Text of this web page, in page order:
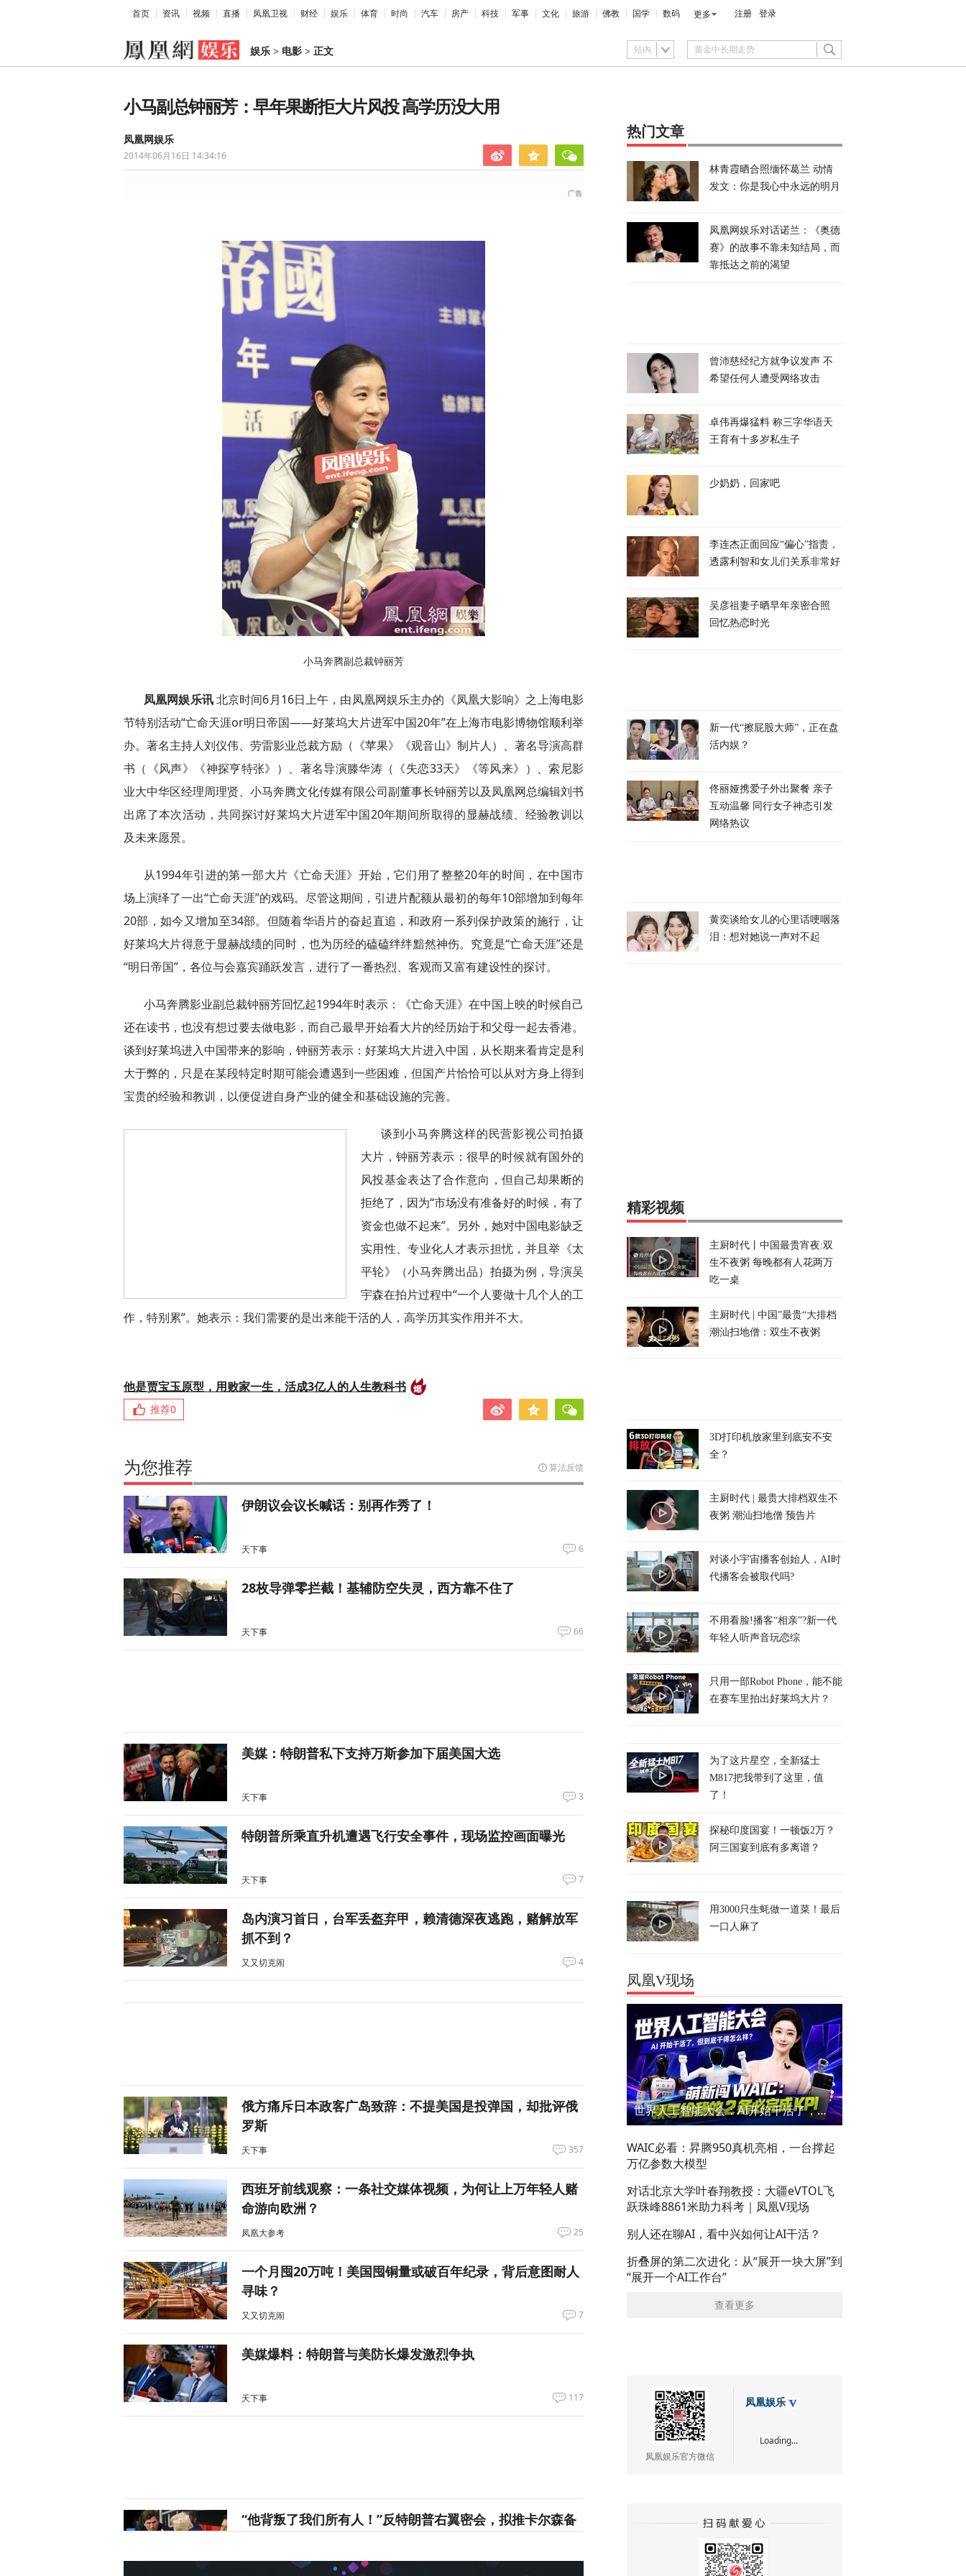
首页 资讯 视频 直播 凤凰卫视 财经 娱乐 体育 时尚 汽车 房产 科技 军事 文化 旅游 佛教 国学 数码 更多 注册 登录
娱乐 > 电影 > 正文 站内
小马副总钟丽芳：早年果断拒大片风投 高学历没大用
凤凰网娱乐
2014年06月16日 14:34:16
小马奔腾副总裁钟丽芳
凤凰网娱乐讯北京时间6月16日上午，由凤凰网娱乐主办的《凤凰大影响》之上海电影
节特别活动“亡命天涯or明日帝国——好莱坞大片进军中国20年”在上海市电影博物馆顺利举
办。著名主持人刘仪伟、劳雷影业总裁方励（《苹果》《观音山》制片人）、著名导演高群
书（《风声》《神探亨特张》）、著名导演滕华涛（《失恋33天》《等风来》）、索尼影
业大中华区经理周理贤、小马奔腾文化传媒有限公司副董事长钟丽芳以及凤凰网总编辑刘书
出席了本次活动，共同探讨好莱坞大片进军中国20年期间所取得的显赫战绩、经验教训以
及未来愿景。
从1994年引进的第一部大片《亡命天涯》开始，它们用了整整20年的时间，在中国市
场上演绎了一出“亡命天涯”的戏码。尽管这期间，引进片配额从最初的每年10部增加到每年
20部，如今又增加至34部。但随着华语片的奋起直追，和政府一系列保护政策的施行，让
好莱坞大片得意于显赫战绩的同时，也为历经的磕磕绊绊黯然神伤。究竟是“亡命天涯”还是
“明日帝国”，各位与会嘉宾踊跃发言，进行了一番热烈、客观而又富有建设性的探讨。
小马奔腾影业副总裁钟丽芳回忆起1994年时表示：《亡命天涯》在中国上映的时候自己
还在读书，也没有想过要去做电影，而自己最早开始看大片的经历始于和父母一起去香港。
谈到好莱坞进入中国带来的影响，钟丽芳表示：好莱坞大片进入中国，从长期来看肯定是利
大于弊的，只是在某段特定时期可能会遭遇到一些困难，但国产片恰恰可以从对方身上得到
宝贵的经验和教训，以便促进自身产业的健全和基础设施的完善。
谈到小马奔腾这样的民营影视公司拍摄
大片，钟丽芳表示：很早的时候就有国外的
风投基金表达了合作意向，但自己却果断的
拒绝了，因为“市场没有准备好的时候，有了
资金也做不起来”。另外，她对中国电影缺乏
实用性、专业化人才表示担忧，并且举《太
平轮》（小马奔腾出品）拍摄为例，导演吴
宇森在拍片过程中“一个人要做十几个人的工
作，特别累”。她表示：我们需要的是出来能干活的人，高学历其实作用并不大。
他是贾宝玉原型，用败家一生，活成3亿人的人生教科书
推荐0
为您推荐 算法反馈
伊朗议会议长喊话：别再作秀了！
天下事 6
28枚导弹零拦截！基辅防空失灵，西方靠不住了
天下事 66
美媒：特朗普私下支持万斯参加下届美国大选
天下事 3
特朗普所乘直升机遭遇飞行安全事件，现场监控画面曝光
天下事 7
岛内演习首日，台军丢盔弃甲，赖清德深夜逃跑，赌解放军
抓不到？
又又切克闹 4
俄方痛斥日本政客广岛致辞：不提美国是投弹国，却批评俄
罗斯
天下事 357
西班牙前线观察：一条社交媒体视频，为何让上万年轻人赌
命游向欧洲？
凤凰大参考 25
一个月囤20万吨！美国囤铜量或破百年纪录，背后意图耐人
寻味？
又又切克闹 7
美媒爆料：特朗普与美防长爆发激烈争执
天下事 117
“他背叛了我们所有人！”反特朗普右翼密会，拟推卡尔森备
天下事 34
热门文章
林青霞晒合照缅怀葛兰 动情
发文：你是我心中永远的明月
凤凰网娱乐对话诺兰：《奥德
赛》的故事不靠未知结局，而
靠抵达之前的渴望
曾沛慈经纪方就争议发声 不
希望任何人遭受网络攻击
卓伟再爆猛料 称三字华语天
王育有十多岁私生子
少奶奶，回家吧
李连杰正面回应“偏心”指责，
透露利智和女儿们关系非常好
吴彦祖妻子晒早年亲密合照
回忆热恋时光
新一代“擦屁股大师”，正在盘
活内娱？
佟丽娅携爱子外出聚餐 亲子
互动温馨 同行女子神态引发
网络热议
黄奕谈给女儿的心里话哽咽落
泪：想对她说一声对不起
精彩视频
主厨时代丨中国最贵宵夜:双
生不夜粥 每晚都有人花两万
吃一桌
主厨时代 | 中国”最贵“大排档
潮汕扫地僧：双生不夜粥
3D打印机放家里到底安不安
全？
主厨时代 | 最贵大排档双生不
夜粥 潮汕扫地僧 预告片
对谈小宇宙播客创始人，AI时
代播客会被取代吗?
不用看脸!播客“相亲”?新一代
年轻人听声音玩恋综
只用一部Robot Phone，能不能
在赛车里拍出好莱坞大片？
为了这片星空，全新猛士
M817把我带到了这里，值
了！
探秘印度国宴！一顿饭2万？
阿三国宴到底有多离谱？
用3000只生蚝做一道菜！最后
一口人麻了
凤凰V现场
世界人工智能大会：AI开始干活了，但到底干的怎么样？萌新闯WAIC
WAIC必看：昇腾950真机亮相，一台撑起
万亿参数大模型
对话北京大学叶春翔教授：大疆eVTOL飞
跃珠峰8861米助力科考｜凤凰V现场
别人还在聊AI，看中兴如何让AI干活？
折叠屏的第二次进化：从“展开一块大屏”到
“展开一个AI工作台”
查看更多
凤凰娱乐官方微信
凤凰娱乐
Loading...